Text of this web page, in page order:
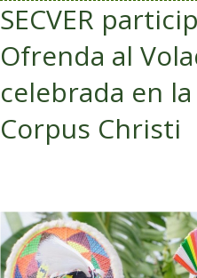
SECVER
Ofrenda al
celebrada en
Corpus Christi